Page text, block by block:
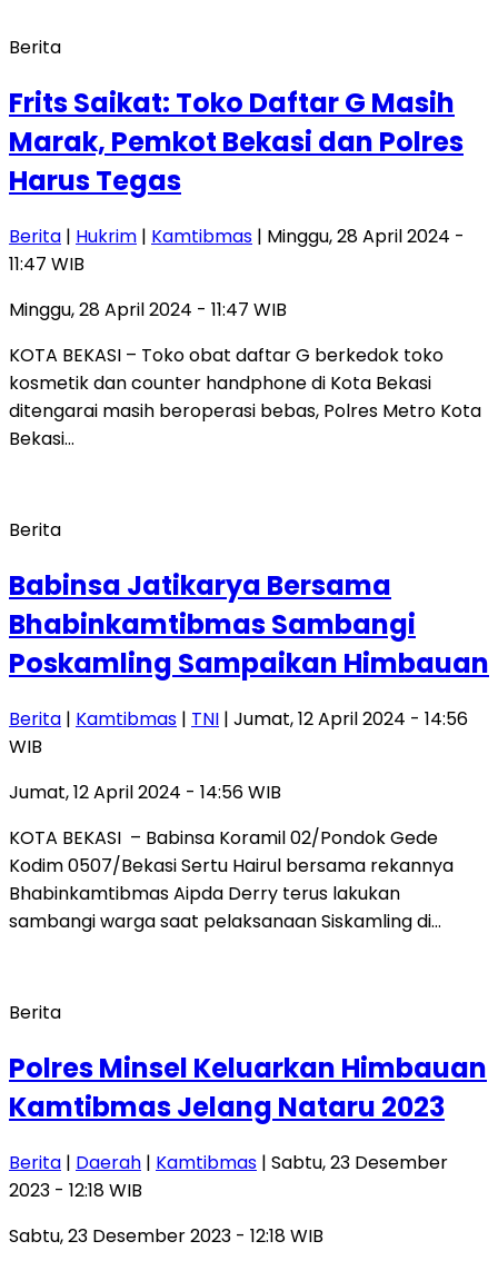
Berita
Frits Saikat: Toko Daftar G Masih
Marak, Pemkot Bekasi dan Polres
Harus Tegas
Berita | Hukrim | Kamtibmas | Minggu, 28 April 2024 -
11:47 WIB
Minggu, 28 April 2024 - 11:47 WIB
KOTA BEKASI – Toko obat daftar G berkedok toko
kosmetik dan counter handphone di Kota Bekasi
ditengarai masih beroperasi bebas, Polres Metro Kota
Bekasi…
Berita
Babinsa Jatikarya Bersama
Bhabinkamtibmas Sambangi
Poskamling Sampaikan Himbauan
Berita | Kamtibmas | TNI | Jumat, 12 April 2024 - 14:56
WIB
Jumat, 12 April 2024 - 14:56 WIB
KOTA BEKASI – Babinsa Koramil 02/Pondok Gede
Kodim 0507/Bekasi Sertu Hairul bersama rekannya
Bhabinkamtibmas Aipda Derry terus lakukan
sambangi warga saat pelaksanaan Siskamling di…
Berita
Polres Minsel Keluarkan Himbauan
Kamtibmas Jelang Nataru 2023
Berita | Daerah | Kamtibmas | Sabtu, 23 Desember
2023 - 12:18 WIB
Sabtu, 23 Desember 2023 - 12:18 WIB